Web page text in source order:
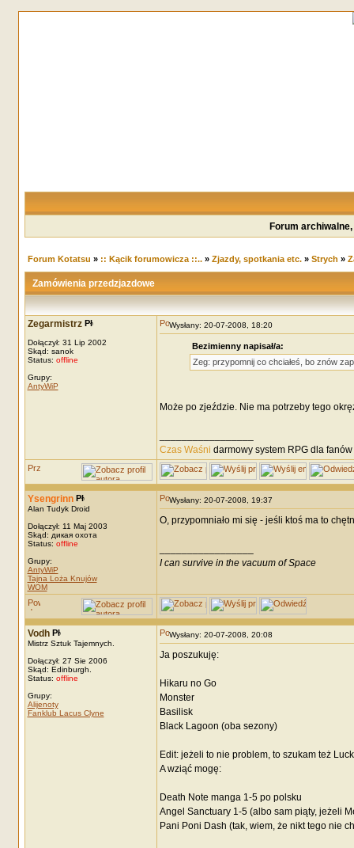
Forum
Forum Kotatsu » :: Kącik forumowicza ::..» Zjazdy, spotkania etc.» Strych »
Zamówienia przedzjazdowe
Zegarmistrz
Dołączył: 31 Lip 2002
Skąd: sanok
Status: offline
Grupy:
AntyWiP
Wysłany: 20-07-2008, 18:20
Bezimienny napisał/a:
Zeg: przypomnij co chciałeś, bo znów
Może po zjeździe. Nie ma potrzeby tego
Czas Waśni darmowy system RPG dla
Ysengrinn
Alan Tudyk Droid
Dołączył: 11 Maj 2003
Skąd: дикая охота
Status: offline
Grupy:
AntyWiP
Tajna Loża Knujów
WOM
Wysłany: 20-07-2008, 19:37
O, przypomniało mi się - jeśli ktoś ma to
I can survive in the vacuum of Space
Vodh
Mistrz Sztuk Tajemnych.
Dołączył: 27 Sie 2006
Skąd: Edinburgh.
Status: offline
Grupy:
Alijenoty
Fanklub Lacus Clyne
Wysłany: 20-07-2008, 20:08
Ja poszukuję:
Hikaru no Go
Monster
Basilisk
Black Lagoon (oba sezony)
Edit: jeżeli to nie problem, to szukam też
A wziąć mogę:
Death Note manga 1-5 po polsku
Angel Sanctuary 1-5 (albo sam piąty, jeżeli
Pani Poni Dash (tak, wiem, że nikt tego nie